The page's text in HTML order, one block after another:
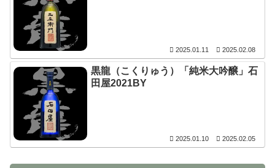
2025.01.11 2025.02.08
黒龍（こくりゅう）「純米大吟醸」石
田屋2021BY
2025.01.10 2025.02.05